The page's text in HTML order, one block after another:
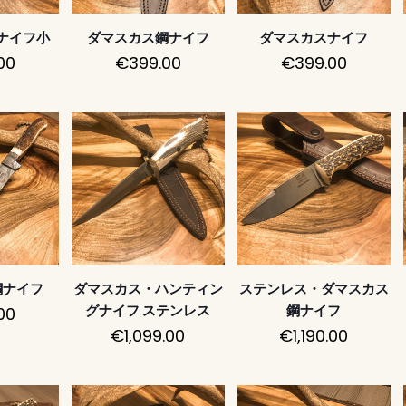
イフ小 ダマスカス鋼ナイフ
€399.00
ダマスカスナイフ
€399.00
イフ
ダマスカス・ハンティン
グナイフ ステンレス
€1,099.00
ステンレス・ダマスカス
鋼ナイフ
€1,190.00